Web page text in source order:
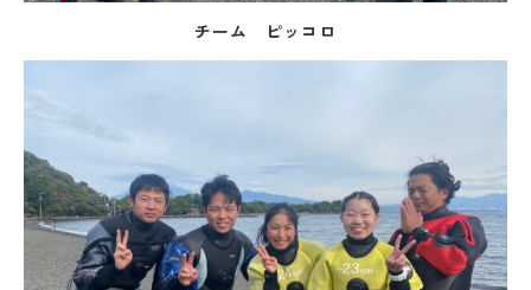
チーム ピッコロ